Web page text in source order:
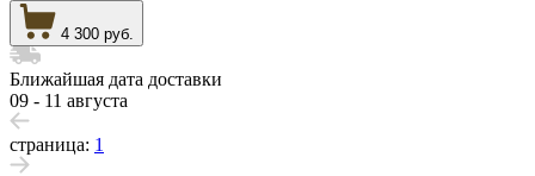
4 300 руб.
Ближайшая дата доставки
09 - 11 августа
страница: 1